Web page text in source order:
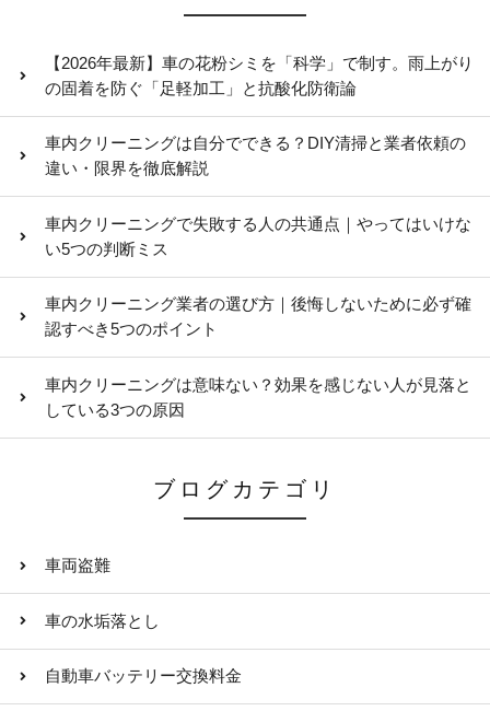
【2026年最新】車の花粉シミを「科学」で制す。雨上がり
の固着を防ぐ「足軽加工」と抗酸化防衛論
車内クリーニングは自分でできる？DIY清掃と業者依頼の
違い・限界を徹底解説
車内クリーニングで失敗する人の共通点｜やってはいけな
い5つの判断ミス
車内クリーニング業者の選び方｜後悔しないために必ず確
認すべき5つのポイント
車内クリーニングは意味ない？効果を感じない人が見落と
している3つの原因
ブログカテゴリ
車両盗難
車の水垢落とし
自動車バッテリー交換料金